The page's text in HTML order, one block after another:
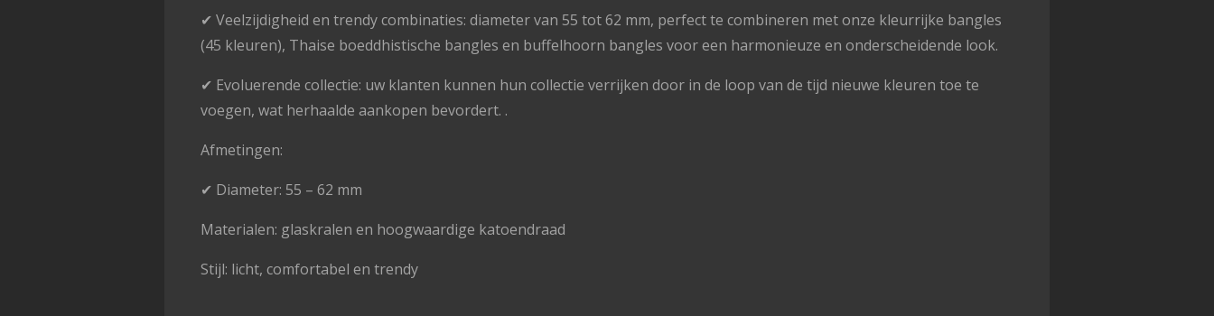
✔ Veelzijdigheid en trendy combinaties: diameter van 55 tot 62 mm, perfect te combineren met onze kleurrijke bangles
(45 kleuren), Thaise boeddhistische bangles en buffelhoorn bangles voor een harmonieuze en onderscheidende look.
✔ Evoluerende collectie: uw klanten kunnen hun collectie verrijken door in de loop van de tijd nieuwe kleuren toe te
voegen, wat herhaalde aankopen bevordert. .
Afmetingen:
✔ Diameter: 55 – 62 mm
Materialen: glaskralen en hoogwaardige katoendraad
Stijl: licht, comfortabel en trendy